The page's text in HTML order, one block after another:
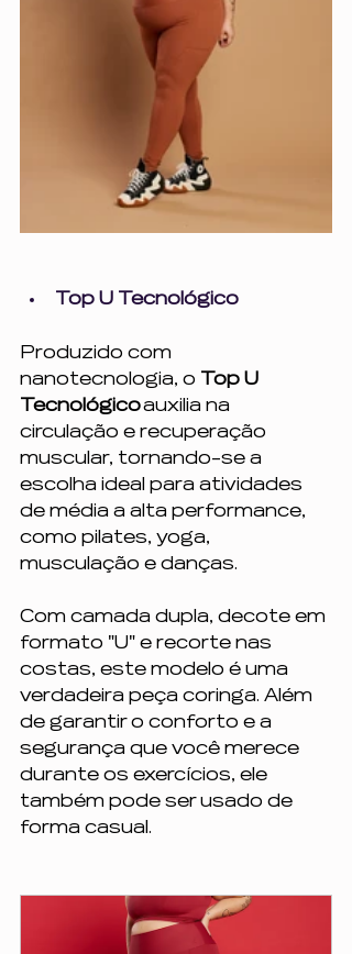
Top U Tecnológico
Produzido com
nanotecnologia, o Top U
Tecnológico auxilia na
circulação e recuperação
muscular, tornando-se a
escolha ideal para atividades
de média a alta performance,
como pilates, yoga,
musculação e danças.
Com camada dupla, decote em
formato "U" e recorte nas
costas, este modelo é uma
verdadeira peça coringa. Além
de garantir o conforto e a
segurança que você merece
durante os exercícios, ele
também pode ser usado de
forma casual.